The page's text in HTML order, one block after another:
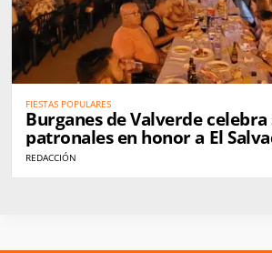
FIESTAS POPULARES
Burganes de Valverde celebra
patronales en honor a El
REDACCIÓN